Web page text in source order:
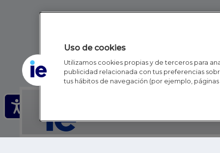
Uso de cookies
Utilizamos cookies propias y de terceros para
publicidad relacionada con tus preferencias
tus hábitos de navegación (por ejemplo, páginas